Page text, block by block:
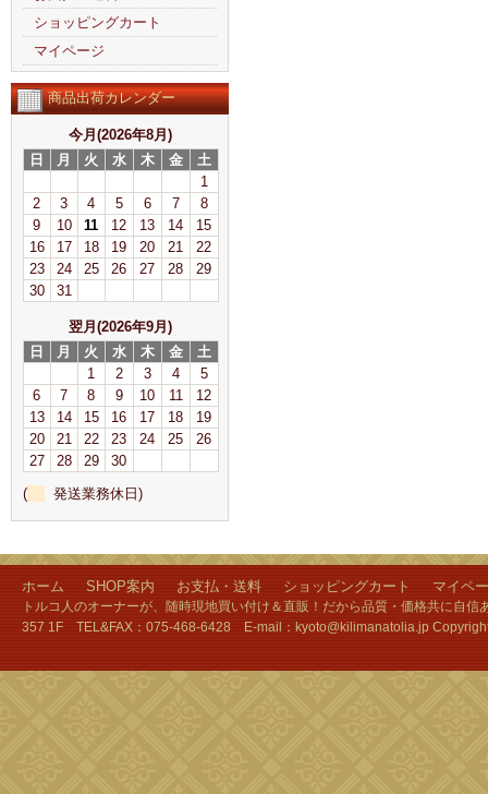
ショッピングカート
マイページ
商品出荷カレンダー
今月(2026年8月)
日
月 火 水 木 金
土
1
2
3 4 5 6 7
8
9
10 11 12 13 14
15
16
17 18 19 20 21
22
23
24 25 26 27 28
29
30
31
翌月(2026年9月)
日
月 火 水 木 金
土
1
2 3 4
5
6
7 8 9 10 11
12
13
14 15 16 17 18
19
20
21 22 23 24 25
26
27
28 29
30
(
発送業務休日)
ホーム SHOP案内 お支払・送料 ショッピングカート マイペ
トルコ人のオーナーが、随時現地買い付け＆直販！だから品質・価格共に自
357 1F TEL&FAX：075-468-6428 E-mail：kyoto@kilimanatolia.jp